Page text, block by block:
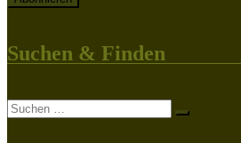
Suchen & Finden
Suche
Suchen …